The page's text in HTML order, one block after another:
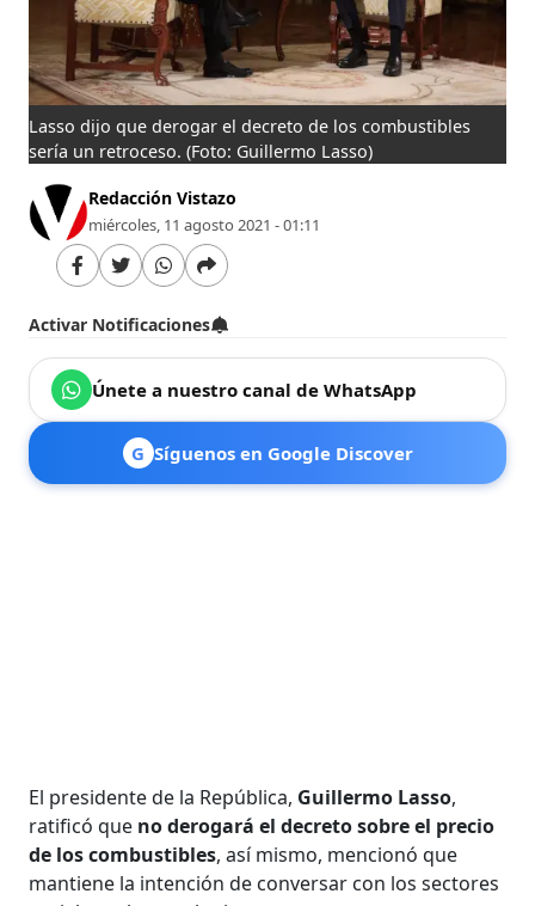
Lasso dijo que derogar el decreto de los combustibles
sería un retroceso.(Foto: Guillermo Lasso)
Redacción Vistazo
miércoles, 11 agosto 2021 - 01:11
Activar Notificaciones
Únete a nuestro canal de WhatsApp
G Síguenos en Google Discover
El presidente de la República, Guillermo Lasso,
ratificó que no derogará el decreto sobre el precio
de los combustibles, así mismo, mencionó que
mantiene la intención de conversar con los sectores